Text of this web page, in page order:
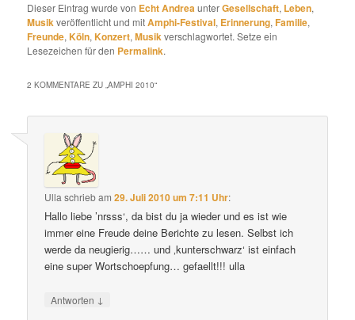
Dieser Eintrag wurde von Echt AndreaunterGesellschaft, Leben,
Musikveröffentlicht und mitAmphi-Festival, Erinnerung,Familie,
Freunde,Köln,Konzert,Musikverschlagwortet. Setze ein
Lesezeichen für den Permalink.
2 KOMMENTARE ZU „AMPHI 2010“
Ulla schriebam29. Juli 2010 um 7:11 Uhr:
Hallo liebe ’nrsss‘, da bist du ja wieder und es ist wie
immer eine Freude deine Berichte zu lesen. Selbst ich
werde da neugierig…… und ‚kunterschwarz‘ ist einfach
eine super Wortschoepfung… gefaellt!!! ulla
Antworten ↓